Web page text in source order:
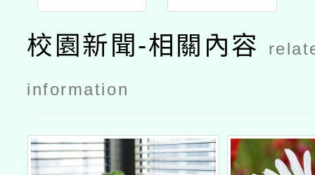
教師增能學
分班」國小
班公文
校園新聞-相關內容
information